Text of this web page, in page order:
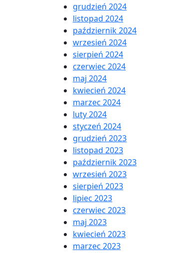
grudzień 2024
listopad 2024
październik 2024
wrzesień 2024
sierpień 2024
czerwiec 2024
maj 2024
kwiecień 2024
marzec 2024
luty 2024
styczeń 2024
grudzień 2023
listopad 2023
październik 2023
wrzesień 2023
sierpień 2023
lipiec 2023
czerwiec 2023
maj 2023
kwiecień 2023
marzec 2023